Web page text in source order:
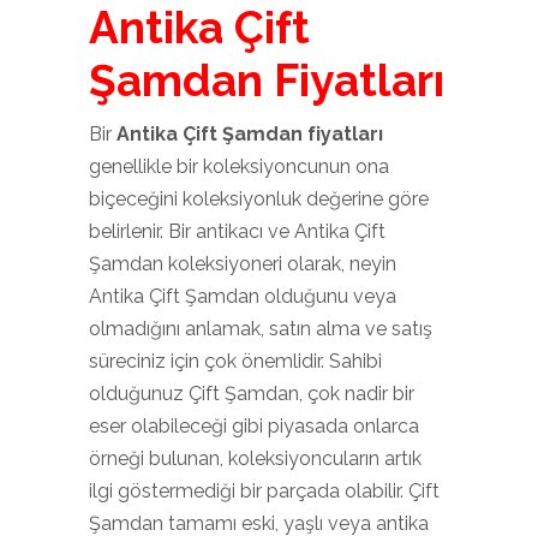
Antika Çift
Şamdan Fiyatları
Bir Antika Çift Şamdan fiyatları
genellikle bir koleksiyoncunun ona
biçeceğini koleksiyonluk değerine göre
belirlenir. Bir antikacı ve Antika Çift
Şamdan koleksiyoneri olarak, neyin
Antika Çift Şamdan olduğunu veya
olmadığını anlamak, satın alma ve satış
süreciniz için çok önemlidir. Sahibi
olduğunuz Çift Şamdan, çok nadir bir
eser olabileceği gibi piyasada onlarca
örneği bulunan, koleksiyoncuların artık
ilgi göstermediği bir parçada olabilir. Çift
Şamdan tamamı eski, yaşlı veya antika